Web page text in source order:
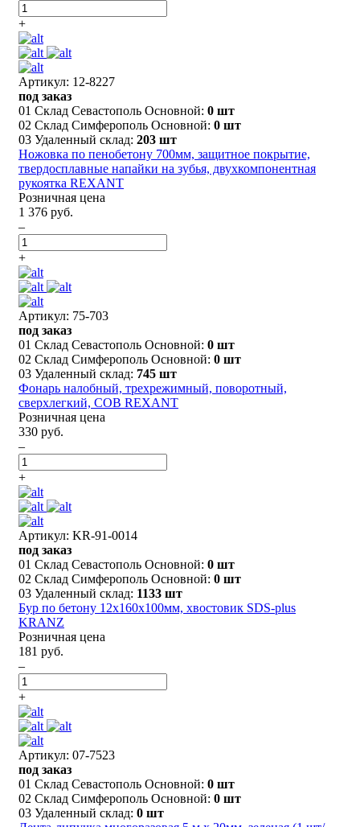
+
Артикул: 12-8227
под заказ
01 Склад Севастополь Основной: 0 шт
02 Склад Симферополь Основной: 0 шт
03 Удаленный склад: 203 шт
Ножовка по пенобетону 700мм, защитное покрытие,
твердосплавные напайки на зубья, двухкомпонентная
рукоятка REXANT
Розничная цена
1 376 руб.
–
+
Артикул: 75-703
под заказ
01 Склад Севастополь Основной: 0 шт
02 Склад Симферополь Основной: 0 шт
03 Удаленный склад: 745 шт
Фонарь налобный, трехрежимный, поворотный,
сверхлегкий, СОВ REXANT
Розничная цена
330 руб.
–
+
Артикул: KR-91-0014
под заказ
01 Склад Севастополь Основной: 0 шт
02 Склад Симферополь Основной: 0 шт
03 Удаленный склад: 1133 шт
Бур по бетону 12x160x100мм, хвостовик SDS-plus
KRANZ
Розничная цена
181 руб.
–
+
Артикул: 07-7523
под заказ
01 Склад Севастополь Основной: 0 шт
02 Склад Симферополь Основной: 0 шт
03 Удаленный склад: 0 шт